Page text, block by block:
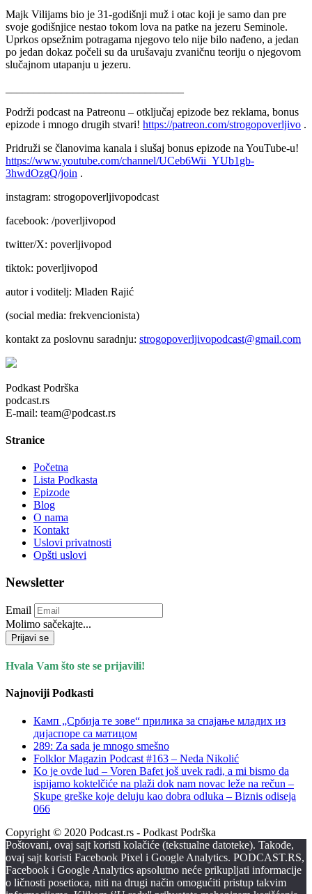
Majk Vilijams bio je 31-godišnji muž i otac koji je samo dan pre
svoje godišnjice nestao tokom lova na patke na jezeru Seminole.
Uprkos opsežnim potragama njegovo telo nije bilo nađeno, a jedan
po jedan dokaz počeli su da urušavaju zvaničnu teoriju o njegovom
slučajnom utapanju u jezeru.
Podrži podcast na Patreonu – otključaj epizode bez reklama, bonus
epizode i mnogo drugih stvari! https://patreon.com/strogopoverljivo .
Pridruži se članovima kanala i slušaj bonus epizode na YouTube-u!
https://www.youtube.com/channel/UCeb6Wii_YUb1gb-
3hwdOzgQ/join .
instagram: strogopoverljivopodcast
facebook: /poverljivopod
twitter/X: poverljivopod
tiktok: poverljivopod
autor i voditelj: Mladen Rajić
(social media: frekvencionista)
kontakt za poslovnu saradnju: strogopoverljivopodcast@gmail.com
Podkast Podrška
podcast.rs
E-mail: team@podcast.rs
Stranice
Početna
Lista Podkasta
Epizode
Blog
O nama
Kontakt
Uslovi privatnosti
Opšti uslovi
Newsletter
Email
Molimo sačekajte...
Prijavi se
Hvala Vam što ste se prijavili!
Najnoviji Podkasti
Камп „Србија те зове“ прилика за спајање младих из
дијаспоре са матицом
289: Za sada je mnogo smešno
Folklor Magazin Podcast #163 – Neda Nikolić
Ko je ovde lud – Voren Bafet još uvek radi, a mi bismo da
ispijamo koktelčiće na plaži dok nam novac leže na rečun –
Skupe greške koje deluju kao dobra odluka – Biznis odiseja
066
Copyright © 2020 Podcast.rs - Podkast Podrška
Poštovani, ovaj sajt koristi kolačiće (tekstualne datoteke). Takođe,
ovaj sajt koristi Facebook Pixel i Google Analytics. PODCAST.RS,
Facebook i Google Analytics apsolutno neće prikupljati informacije
o ličnosti posetioca, niti na drugi način omogućiti pristup takvim